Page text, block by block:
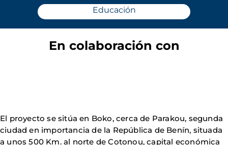
Educación
En colaboración con
El proyecto se sitúa en Boko, cerca de Parakou, segunda
ciudad en importancia de la República de Benín, situada
a unos 500 Km. al norte de Cotonou, capital económica